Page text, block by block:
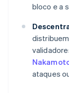
bloco e a
ataques